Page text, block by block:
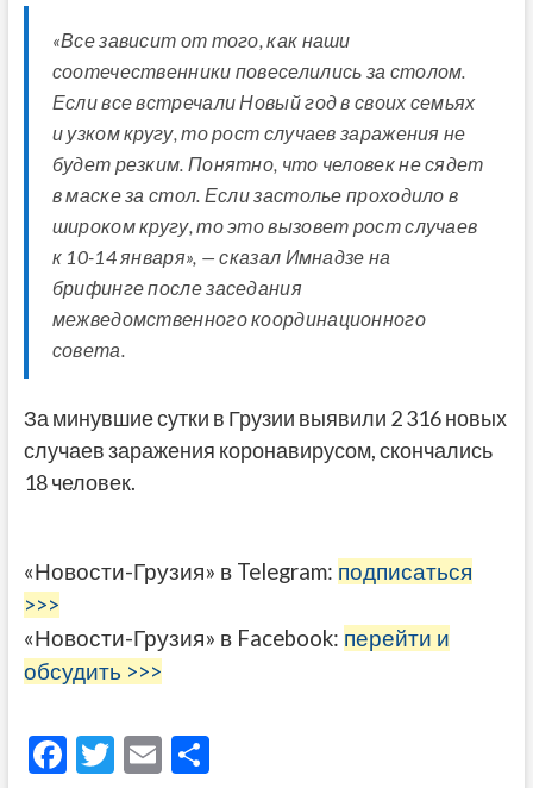
«Все зависит от того, как наши
соотечественники повеселились за столом.
Если все встречали Новый год в своих семьях
и узком кругу, то рост случаев заражения не
будет резким. Понятно, что человек не сядет
в маске за стол. Если застолье проходило в
широком кругу, то это вызовет рост случаев
к 10-14 января», — сказал Имнадзе на
брифинге после заседания
межведомственного координационного
совета.
За минувшие сутки в Грузии выявили 2 316 новых
случаев заражения коронавирусом, скончались
18 человек.
«Новости-Грузия» в Telegram: подписаться
>>>
«Новости-Грузия» в Facebook: перейти и
обсудить >>>
F T E О